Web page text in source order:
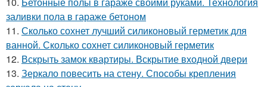
заливки пола в гараже бетоном
11. Сколько сохнет лучший силиконовый герметик для
ванной. Сколько сохнет силиконовый герметик
12. Вскрыть замок квартиры. Вскрытие входной двери
13. Зеркало повесить на стену. Способы крепления